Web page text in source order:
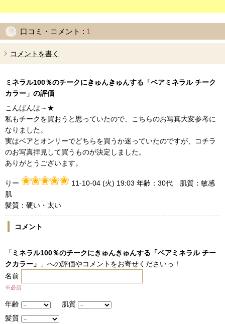
口コミ・コメント : 1
コメントを書く
ミネラル100％のチークにきゅんきゅんする「ベアミネラル チーク
カラー」 の評価
こんばんは～★
私もチークを買おうと思っていたので、こちらのお写真大変参考に
なりました。
実はベアとオンリーでどちらを買うか迷っていたのですが、コチラ
のお写真拝見して買うものが決定しました。
ありがとうございます。
りー 11-10-04 (火) 19:03 年齢：30代 肌質：敏感
肌
髪質：硬い・太い
コメント
「 ミネラル100％のチークにきゅんきゅんする「ベアミネラル チー
クカラー」
」への評価やコメントをお寄せくださいっ！
名前
※必須
年齢
肌質
髪質